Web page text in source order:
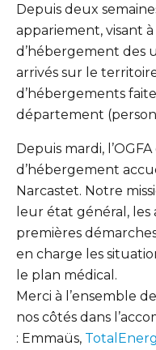
Depuis deux
appariement, visant
d’hébergement des
arrivés sur le
d’hébergements
département
Depuis mardi,
d’hébergement
Narcastet. Notre
leur état général, les
premières
en charge les
le plan médical.
Merci à l’ensemble
nos côtés dans
: Emmaüs,